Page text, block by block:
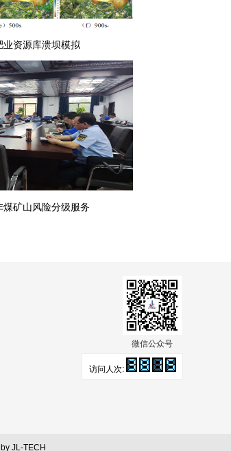
业资源库溃坝模拟
煤矿山风险分级服务
微信公众号
访问人次:
JL-TECH